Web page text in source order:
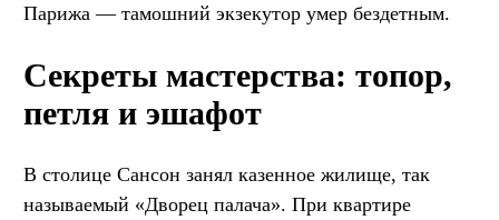
Парижа — тамошний экзекутор умер бездетным.
Секреты мастерства: топор,
петля и эшафот
В столице Сансон занял казенное жилище, так
называемый «Дворец палача». При квартире